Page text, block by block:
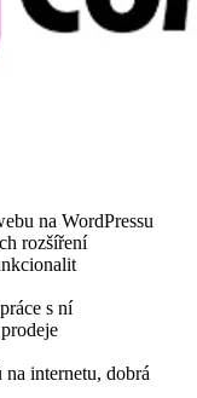
na WordPressu
rozšíření
s ní
internetu, dobrá